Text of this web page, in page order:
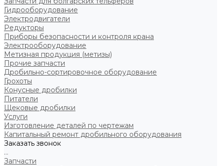
Гидрооборудование
Электродвигатели
Редукторы
Приборы безопасности и контроля крана
Электрооборудование
Метизная продукция (метизы)
Прочие запчасти
Дробильно-сортировочное оборудование
Грохоты
Конусные дробилки
Питатели
Щековые дробилки
Услуги
Изготовление деталей по чертежам
Капитальный ремонт дробильного оборудования
Заказать звонок
...
Запчасти